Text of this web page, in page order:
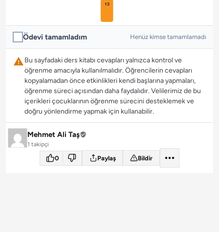
Ödevi tamamladım Henüz kimse tamamlamadı
Bu sayfadaki ders kitabı cevapları yalnızca kontrol ve
öğrenme amacıyla kullanılmalıdır. Öğrencilerin cevapları
kopyalamadan önce etkinlikleri kendi başlarına yapmaları,
öğrenme süreci açısından daha faydalıdır. Velilerimiz de bu
içerikleri çocuklarının öğrenme sürecini desteklemek ve
doğru yönlendirme yapmak için kullanabilir.
Mehmet Ali Taş
1 takipçi
0 Paylaş Bildir